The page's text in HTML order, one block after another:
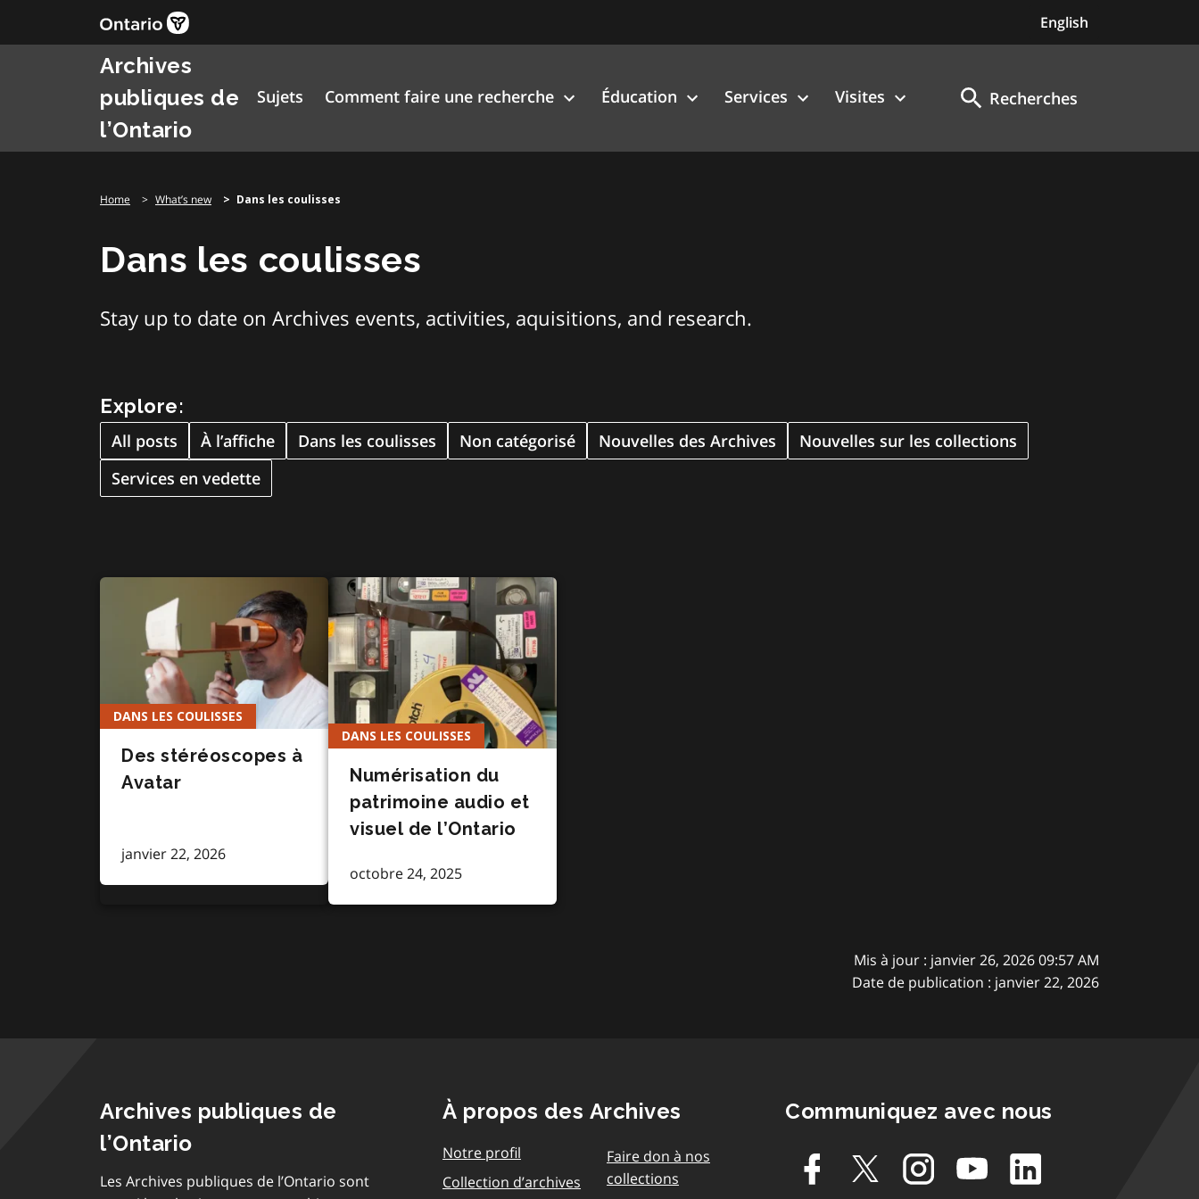
English
Archives
publiques de
l’Ontario
Sujets Comment faire une recherche Éducation Services Visites Recherches
Home What’s new Dans les coulisses
Dans les coulisses
Stay up to date on Archives events, activities, aquisitions, and research.
Explore:
All posts À l’affiche Dans les coulisses Non catégorisé Nouvelles des Archives
Nouvelles sur les collections
Services en vedette
DANS LES COULISSES
Des stéréoscopes à
Avatar
janvier 22, 2026
DANS LES COULISSES
Numérisation du
patrimoine audio et
visuel de l’Ontario
octobre 24, 2025
Mis à jour : janvier 26, 2026 09:57 AM
Date de publication : janvier 22, 2026
Archives publiques de
l’Ontario
Les Archives publiques de l’Ontario sont
À propos des Archives
Notre profil
Collection d’archives
Faire don à nos
collections
Communiquez avec nous